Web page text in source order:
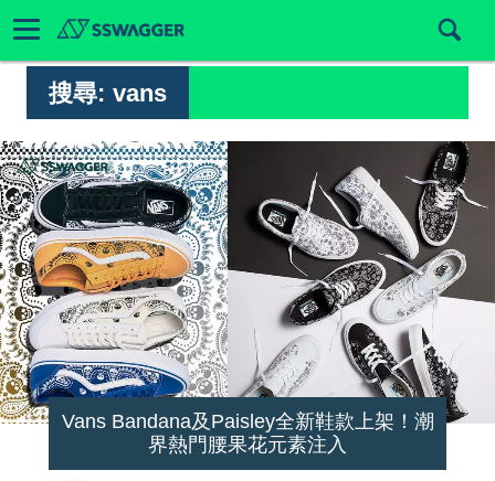
搜尋: vans
Vans Bandana及Paisley全新鞋款上架！潮
界熱門腰果花元素注入